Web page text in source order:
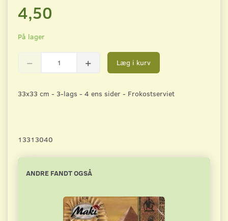
4,50
På lager
Læg i kurv
33x33 cm - 3-lags - 4 ens sider - Frokostserviet
13313040
ANDRE FANDT OGSÅ